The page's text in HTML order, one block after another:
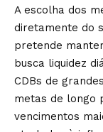
A escolha dos
diretamente do
pretende
busca liquidez
CDBs de
metas de longo
vencimentos